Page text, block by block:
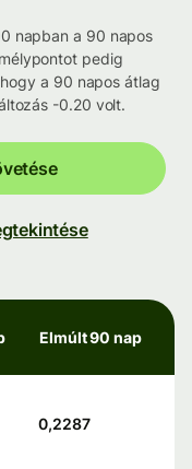
napban a 90 napos
pedig
a 90 napos átlag
-0.20 volt.
Elmúlt 90 nap
0,2287